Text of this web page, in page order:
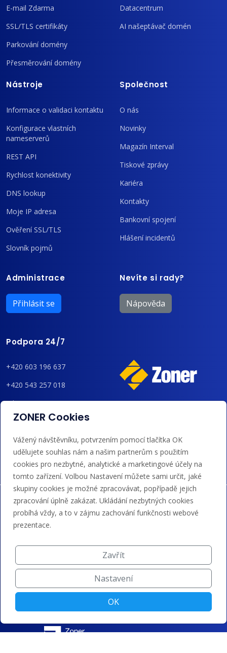
E-mail Zdarma
SSL/TLS certifikáty
Parkování domény
Přesměrování domény
Datacentrum
AI našeptávač domén
Nástroje
Informace o validaci kontaktu
Konfigurace vlastních
nameserverů
REST API
Rychlost konektivity
DNS lookup
Moje IP adresa
Ověření SSL/TLS
Slovník pojmů
Společnost
O nás
Novinky
Magazín Interval
Tiskové zprávy
Kariéra
Kontakty
Bankovní spojení
Hlášení incidentů
Administrace
Přihlásit se
Nevíte si rady?
Nápověda
Podpora 24/7
+420 603 196 637
+420 543 257 018
admin@regzone.cz
bankovním převodem a kreditem.
ZONER Cookies
Vážený návštěvníku, potvrzením pomocí tlačítka OK
udělujete souhlas nám a našim partnerům s použitím
cookies pro nezbytné, analytické a marketingové účely na
tomto zařízení. Volbou Nastavení můžete sami určit, jaké
skupiny cookies je možné zpracovávat, popřípadě jejich
zpracování úplně zakázat. Ukládání nezbytných cookies
probíhá vždy, a to v zájmu zachování funkčnosti webové
prezentace.
Zavřít
Nastavení
OK